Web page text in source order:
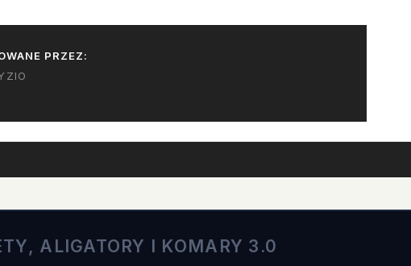
PRZEZ:
ALIGATORY I KOMARY 3.0